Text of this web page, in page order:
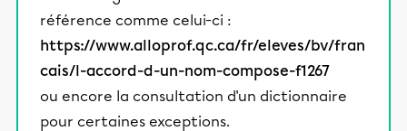
référence comme celui-ci :
https://www.alloprof.qc.ca/fr/eleves/bv/fran
cais/l-accord-d-un-nom-compose-f1267
ou encore la consultation d'un dictionnaire
pour certaines exceptions.